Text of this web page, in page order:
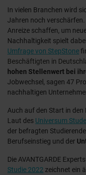
In vielen Branchen wird
Jahren noch
Anreize schaffen, um
Nachhaltigkeit spielt
Umfrage von StepStone
Beschäftigten in
hohen Stellenwert bei
Jobwechsel, sagen 47
nachhaltigen
Auch auf den Start in
Laut des Universum
der befragten
Berufseinstieg und der
Die AVANTGARDE Experts
Studie 2022 zeichnet ein